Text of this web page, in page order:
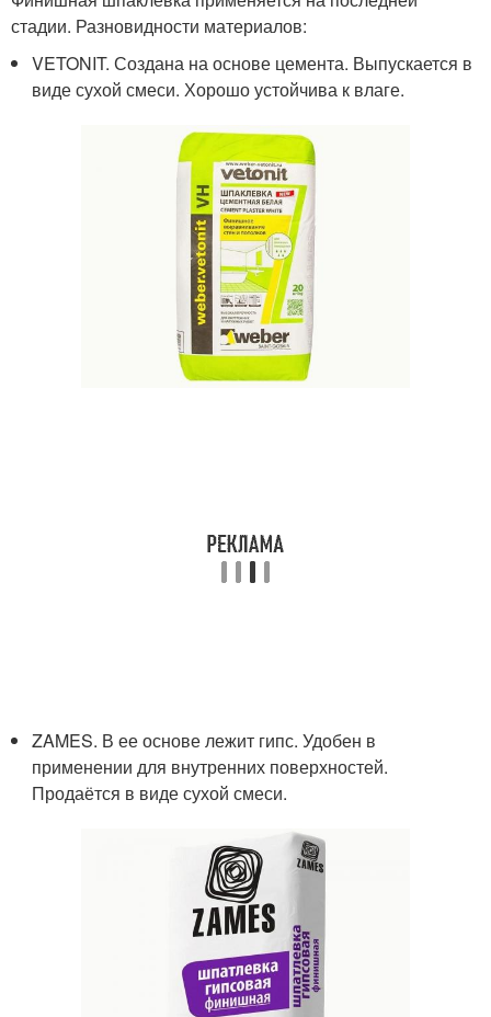
стадии. Разновидности материалов:
VETONIT. Создана на основе цемента. Выпускается в
виде сухой смеси. Хорошо устойчива к влаге.
ZAMES. В ее основе лежит гипс. Удобен в
применении для внутренних поверхностей.
Продаётся в виде сухой смеси.